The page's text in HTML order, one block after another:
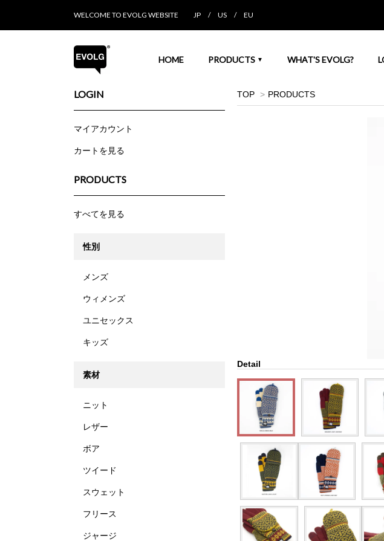
WELCOME TO EVOLG WEBSITE JP / US / EU
HOME PRODUCTS ▼ WHAT'S EVOLG?
TOP > PRODUCTS
Detail
LOGIN
マイアカウント
カートを見る
PRODUCTS
すべてを見る
性別
メンズ
ウィメンズ
ユニセックス
キッズ
素材
ニット
レザー
ボア
ツイード
スウェット
フリース
ジャージ